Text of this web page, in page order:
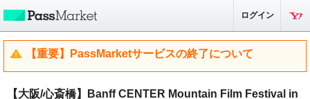
ログイン
【重要】PassMarketサービスの終了について
【大阪/心斎橋】Banff CENTER Mountain Film Festival in